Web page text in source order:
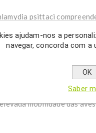
psittaci
é uma bactéria
aviária endémica,
um fator
epizoóticos em
mobilidade das
ajudam-nos a
navegar, concorda com a
OK
Saber